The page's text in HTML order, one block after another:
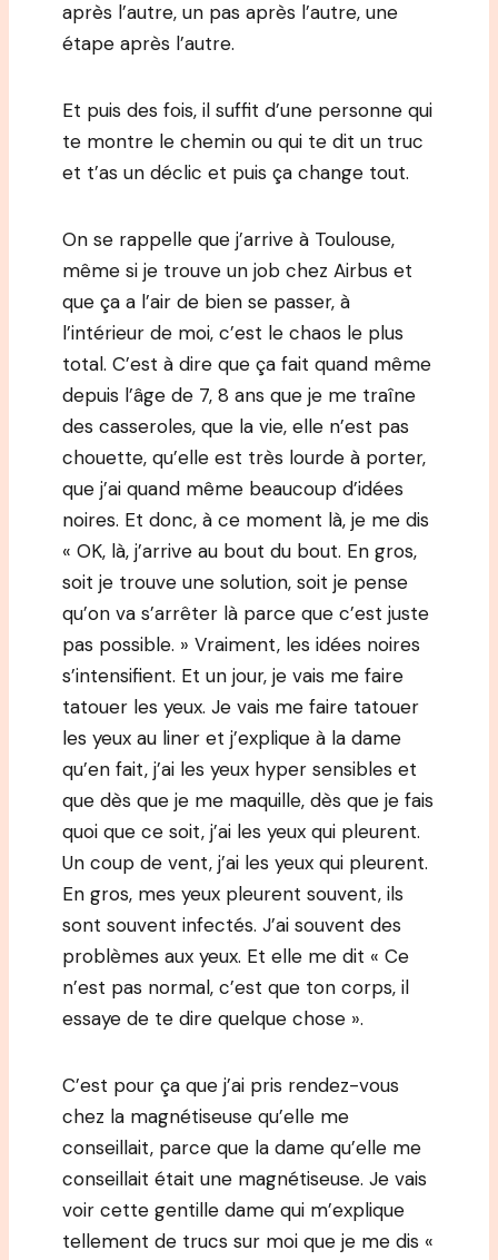
après l’autre, un pas après l’autre, une
étape après l’autre.
Et puis des fois, il suffit d’une personne qui
te montre le chemin ou qui te dit un truc
et t’as un déclic et puis ça change tout.
On se rappelle que j’arrive à Toulouse,
même si je trouve un job chez Airbus et
que ça a l’air de bien se passer, à
l’intérieur de moi, c’est le chaos le plus
total. C’est à dire que ça fait quand même
depuis l’âge de 7, 8 ans que je me traîne
des casseroles, que la vie, elle n’est pas
chouette, qu’elle est très lourde à porter,
que j’ai quand même beaucoup d’idées
noires. Et donc, à ce moment là, je me dis
« OK, là, j’arrive au bout du bout. En gros,
soit je trouve une solution, soit je pense
qu’on va s’arrêter là parce que c’est juste
pas possible. » Vraiment, les idées noires
s’intensifient. Et un jour, je vais me faire
tatouer les yeux. Je vais me faire tatouer
les yeux au liner et j’explique à la dame
qu’en fait, j’ai les yeux hyper sensibles et
que dès que je me maquille, dès que je fais
quoi que ce soit, j’ai les yeux qui pleurent.
Un coup de vent, j’ai les yeux qui pleurent.
En gros, mes yeux pleurent souvent, ils
sont souvent infectés. J’ai souvent des
problèmes aux yeux. Et elle me dit « Ce
n’est pas normal, c’est que ton corps, il
essaye de te dire quelque chose ».
C’est pour ça que j’ai pris rendez-vous
chez la magnétiseuse qu’elle me
conseillait, parce que la dame qu’elle me
conseillait était une magnétiseuse. Je vais
voir cette gentille dame qui m’explique
tellement de trucs sur moi que je me dis «